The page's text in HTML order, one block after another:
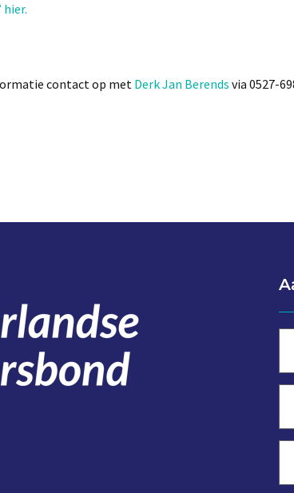
contact op met Derk Jan Berends via 0527-